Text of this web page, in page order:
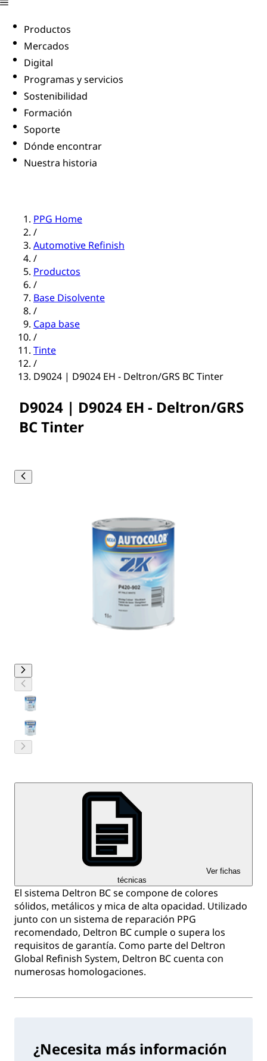
Productos
Mercados
Digital
Programas y servicios
Sostenibilidad
Formación
Soporte
Dónde encontrar
Nuestra historia
PPG Home
/
Automotive Refinish
/
Productos
/
Base Disolvente
/
Capa base
/
Tinte
/
D9024 | D9024 EH - Deltron/GRS BC Tinter
D9024 | D9024 EH - Deltron/GRS
BC Tinter
Ver fichas
técnicas
El sistema Deltron BC se compone de colores
sólidos, metálicos y mica de alta opacidad. Utilizado
junto con un sistema de reparación PPG
recomendado, Deltron BC cumple o supera los
requisitos de garantía. Como parte del Deltron
Global Refinish System, Deltron BC cuenta con
numerosas homologaciones.
¿Necesita más información